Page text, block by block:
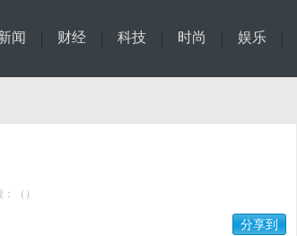
闻 财经 科技 时尚 娱乐
（ ）
分享到